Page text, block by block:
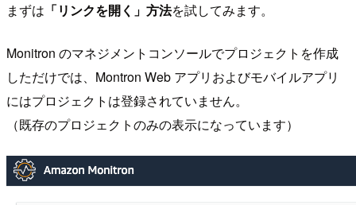
まずは 「リンクを開く」方法を試してみます。
Monitron のマネジメントコンソールでプロジェクトを作成
しただけでは、Montron Web アプリおよびモバイルアプリ
にはプロジェクトは登録されていません。
（既存のプロジェクトのみの表示になっています）